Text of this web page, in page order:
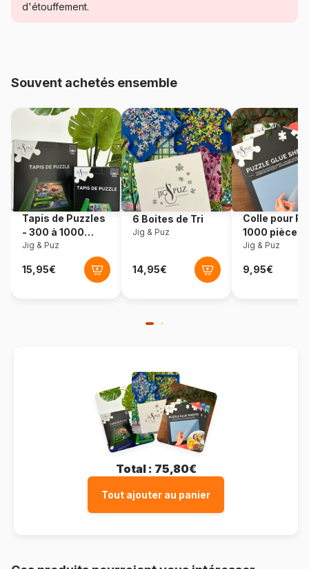
Référence Pieces-Peace-F-00112
EAN 3667232001129
Nombre de pièces 1000 pièces
Dimensions 69 x 48 cm
d'étouffement.
Souvent achetés ensemble
Tapis de Puzzles
- 300 à 1000
pièces
Jig & Puz
6 Boites de Tri
Jig & Puz
Colle pour
1000 pièces
Jig & Puz
Total : 75,80€
Tout ajouter au panier